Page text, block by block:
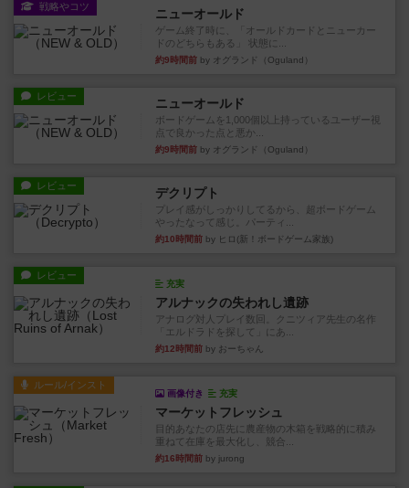
戦略やコツ ニューオールド
ゲーム終了時に、「オールドカードとニューカー
ドのどちらもある」 状態に...
約9時間前 by オグランド（Oguland）
レビュー ニューオールド
ボードゲームを1,000個以上持っているユーザー視
点で良かった点と悪か...
約9時間前 by オグランド（Oguland）
レビュー デクリプト
プレイ感がしっかりしてるから、超ボードゲーム
やったなって感じ。パーティ...
約10時間前 by ヒロ(新！ボードゲーム家族)
レビュー
充実
アルナックの失われし遺跡
アナログ対人プレイ数回。クニツィア先生の名作
「エルドラドを探して」にあ...
約12時間前 by おーちゃん
ルール/インスト
画像付き 充実
マーケットフレッシュ
目的あなたの店先に農産物の木箱を戦略的に積み
重ねて在庫を最大化し、競合...
約16時間前 by jurong